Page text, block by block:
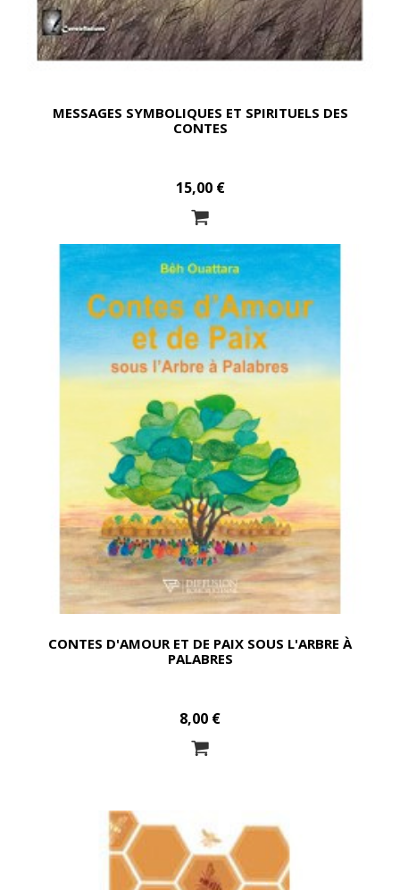
MESSAGES SYMBOLIQUES ET SPIRITUELS DES
CONTES
15,00 €
CONTES D'AMOUR ET DE PAIX SOUS L'ARBRE À
PALABRES
8,00 €